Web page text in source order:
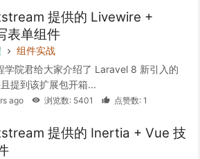
提供的 Livewire +
表单组件
组件实战
学院君给大家介绍了 Laravel 8 新引入的
提到该扩展包开箱...
ago 浏览数: 5401 点赞数: 1
提供的 Inertia + Vue 技